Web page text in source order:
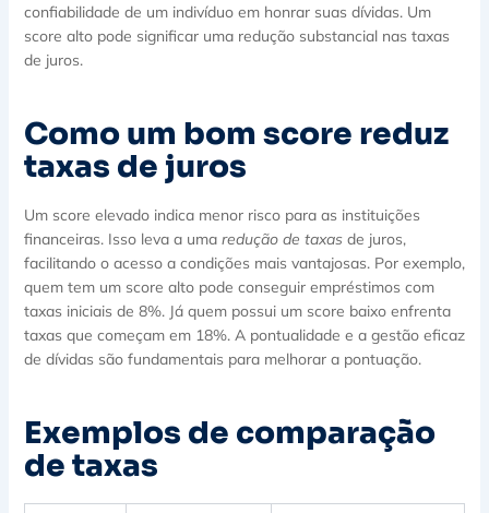
confiabilidade de um indivíduo em honrar suas dívidas. Um
score alto pode significar uma redução substancial nas taxas
de juros.
Como um bom score reduz
taxas de juros
Um score elevado indica menor risco para as instituições
financeiras. Isso leva a uma redução de taxasde juros,
facilitando o acesso a condições mais vantajosas. Por exemplo,
quem tem um score alto pode conseguir empréstimos com
taxas iniciais de 8%. Já quem possui um score baixo enfrenta
taxas que começam em 18%. A pontualidade e a gestão eficaz
de dívidas são fundamentais para melhorar a pontuação.
Exemplos de comparação
de taxas